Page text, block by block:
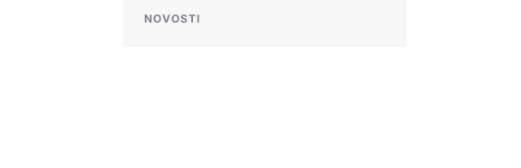
NOVOSTI